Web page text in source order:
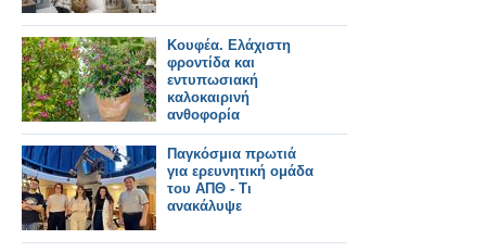
Κουφέα. Ελάχιστη
φροντίδα και
εντυπωσιακή
καλοκαιρινή
ανθοφορία
Παγκόσμια πρωτιά
για ερευνητική ομάδα
του ΑΠΘ - Τι
ανακάλυψε